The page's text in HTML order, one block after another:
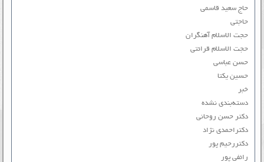
حاج سعید قاسمی
حاجتی
حجت الاسلام آهنگران
حجت الاسلام قرائتی
حسن عباسی
حسین یکتا
خبر
دسته‌بندی نشده
دکتر حسن روحانی
دکتراحمدی نژاد
دکتررحیم پور
رائفی پور